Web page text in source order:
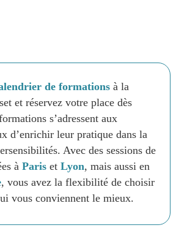
de formationsà la
et réservez votre place dès
s’adressent aux
d’enrichir leur pratique dans la
Avec des sessions de
àPariset Lyon, mais aussi en
, vous avez la flexibilité de choisir
vous conviennent le mieux.